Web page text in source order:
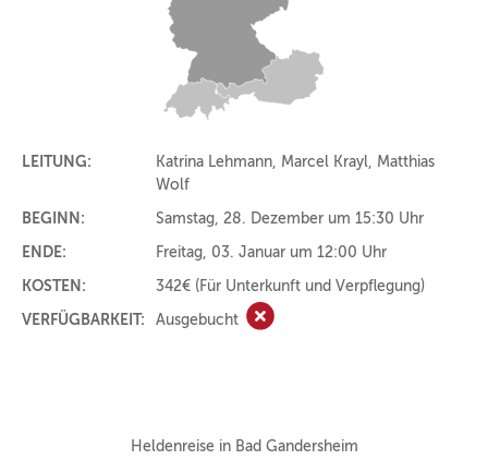
LEITUNG:
Katrina Lehmann, Marcel Krayl, Matthias
Wolf
BEGINN:
Samstag, 28. Dezember um 15:30 Uhr
ENDE:
Freitag, 03. Januar um 12:00 Uhr
KOSTEN:
342€ (Für Unterkunft und Verpflegung)
VERFÜGBARKEIT:
Ausgebucht Ausgebucht
Heldenreise in Bad Gandersheim